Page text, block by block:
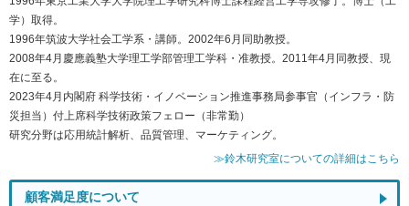
学）取得。
1996年筑波大学社会工学系・講師。2002年6月同助教授。
2008年4月慶應義塾大学理工学部管理工学科・准教授。2011年4月同教授、現
在に至る。
2023年4月内閣府 科学技術・イノベーション推進事務局参事官（インフラ・防
災担当）付上席科学技術政策フェロー（非常勤）
研究分野は応用統計解析、品質管理、マーケティング。
≫鈴木研究室についての詳細はこちら
顧客満足度について